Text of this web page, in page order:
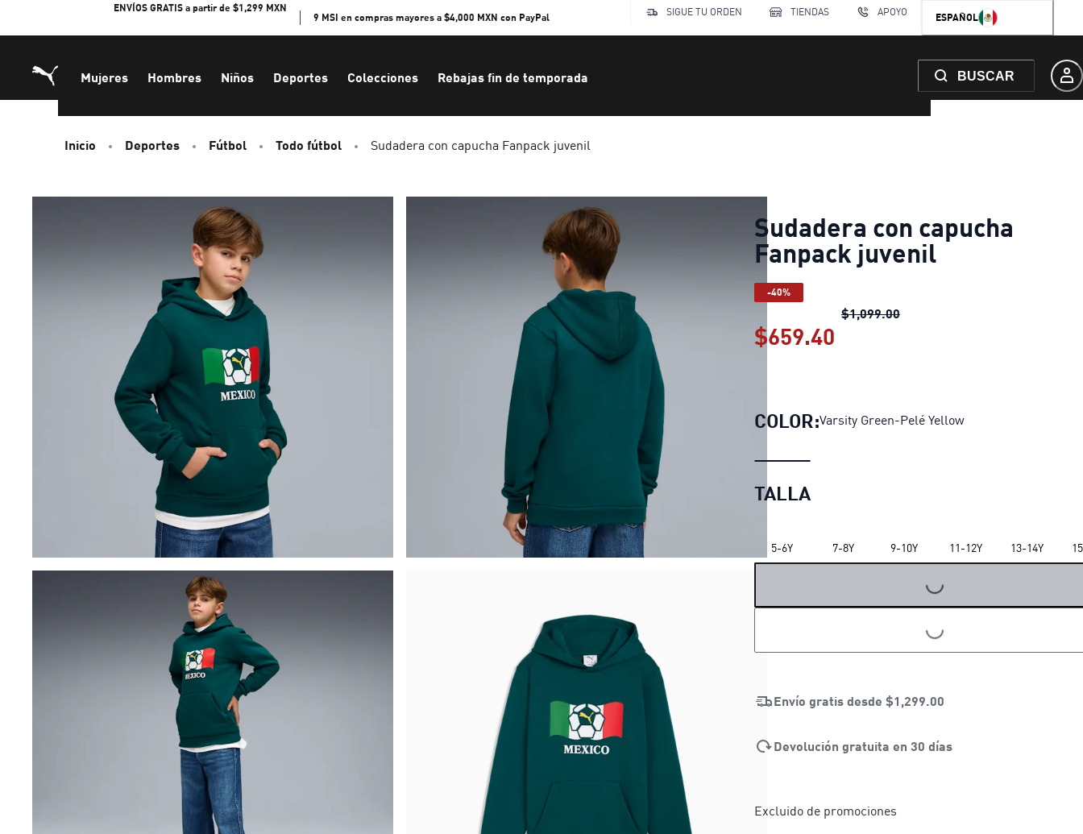
ENVÍOS GRATIS a partir de $1,299 MXN
9 MSI en compras mayores a $4,000 MXN con PayPal
SIGUE TU ORDEN TIENDAS APOYO ESPAÑOL
Mujeres Hombres Niños Deportes Colecciones Rebajas fin de temporada BUSCAR
Inicio Deportes Fútbol Todo fútbol Sudadera con capucha Fanpack juvenil
Sudadera con capucha
Fanpack juvenil
-40%
$1,099.00Sudadera con capucha
$659.40
COLOR:Varsity Green-Pelé Yellow
TALLA
5-6Y 7-8Y 9-10Y 11-12Y 13-14Y
LOADING...
LOADING...
Envío gratis desde $1,299.00
Devolución gratuita en 30 días
Excluido de promociones